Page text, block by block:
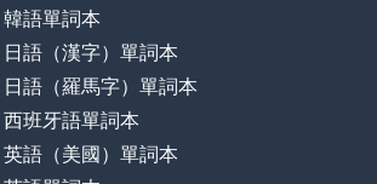
韓語單詞本
日語（漢字）單詞本
日語（羅馬字）單詞本
西班牙語單詞本
英語（美國）單詞本